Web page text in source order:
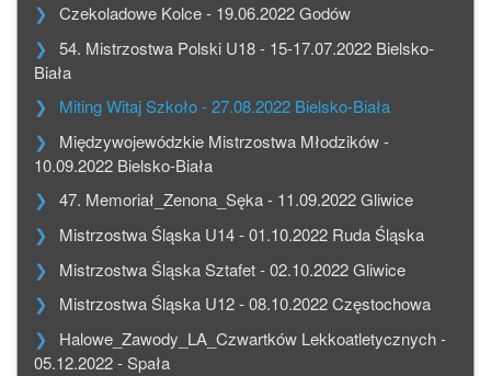
Czekoladowe Kolce - 19.06.2022 Godów
54. Mistrzostwa Polski U18 - 15-17.07.2022 Bielsko-
Biała
Miting Witaj Szkoło - 27.08.2022 Bielsko-Biała
Międzywojewódzkie Mistrzostwa Młodzików -
10.09.2022 Bielsko-Biała
47. Memoriał_Zenona_Sęka - 11.09.2022 Gliwice
Mistrzostwa Śląska U14 - 01.10.2022 Ruda Śląska
Mistrzostwa Śląska Sztafet - 02.10.2022 Gliwice
Mistrzostwa Śląska U12 - 08.10.2022 Częstochowa
Halowe_Zawody_LA_Czwartków Lekkoatletycznych -
05.12.2022 - Spała